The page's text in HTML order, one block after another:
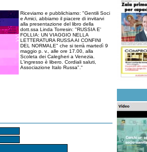
Riceviamo e pubblichiamo: "Gentili Soci
e Amici, abbiamo il piacere di invitarvi
alla presentazione del libro della
dott.ssa Linda Torresin: "RUSSIA E'
FOLLIA: UN VIAGGIO NELLA
LETTERATURA RUSSA AI CONFINI
DEL NORMALE" che si terrà martedì 9
maggio p. v., alle ore 17.00, alla
Scoleta dei Calegheri a Venezia.
L'ingresso è libero. Cordiali saluti,
Associazione Italo Russa".“